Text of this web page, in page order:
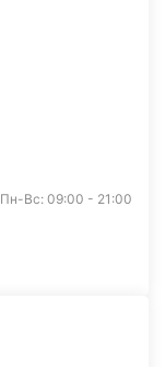
Пн-Вс: 09:00 - 21:00